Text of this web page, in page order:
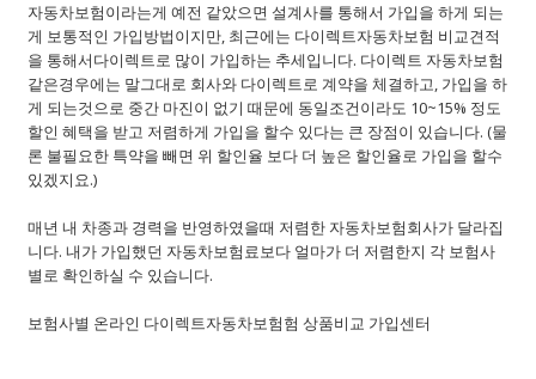
자동차보험이라는게 예전 같았으면 설계사를 통해서 가입을 하게 되는
게 보통적인 가입방법이지만, 최근에는 다이렉트자동차보험 비교견적
을 통해서다이렉트로 많이 가입하는 추세입니다. 다이렉트 자동차보험
같은경우에는 말그대로 회사와 다이렉트로 계약을 체결하고, 가입을 하
게 되는것으로 중간 마진이 없기 때문에 동일조건이라도 10~15% 정도
할인 혜택을 받고 저렴하게 가입을 할수 있다는 큰 장점이 있습니다. (물
론 불필요한 특약을 빼면 위 할인율 보다 더 높은 할인율로 가입을 할수
있겠지요.)
매년 내 차종과 경력을 반영하였을때 저렴한 자동차보험회사가 달라집
니다. 내가 가입했던 자동차보험료보다 얼마가 더 저렴한지 각 보험사
별로 확인하실 수 있습니다.
보험사별 온라인 다이렉트자동차보험험 상품비교 가입센터